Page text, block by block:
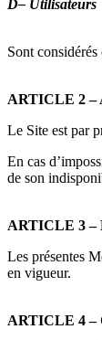
D– Utilisateurs
Sont
ARTICLE 2 –
Le Site est par
En cas
de son
ARTICLE 3
Les présentes
en vigueur.
ARTICLE 4 –